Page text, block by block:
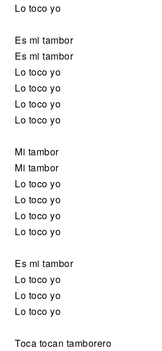
Lo toco yo
Es mi tambor
Es mi tambor
Lo toco yo
Lo toco yo
Lo toco yo
Lo toco yo
Mi tambor
Mi tambor
Lo toco yo
Lo toco yo
Lo toco yo
Lo toco yo
Es mi tambor
Lo toco yo
Lo toco yo
Lo toco yo
Toca tocan tamborero